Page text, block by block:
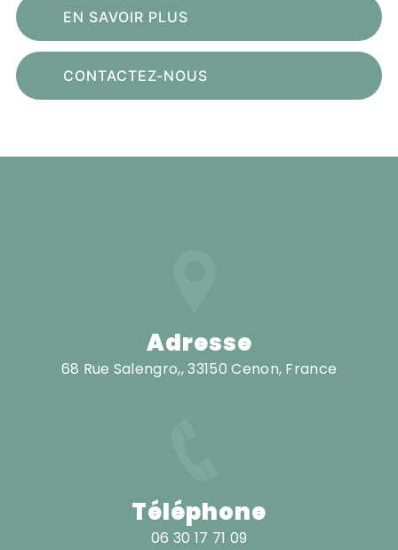
EN SAVOIR PLUS
CONTACTEZ-NOUS
Adresse
68 Rue Salengro,, 33150 Cenon, France
Téléphone
06 30 17 71 09